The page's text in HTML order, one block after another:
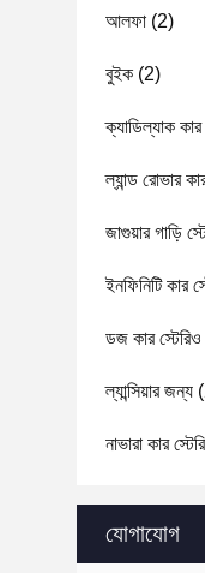
আলফা (2)
বুইক (2)
ক্যাডিল্যাক কার
ল্যান্ড রোভার
জাগুয়ার গাড়ি
ইনফিনিটি কার
ডজ কার স্টেরিও
ল্যান্সিয়ার জন্য
নাভারা কার
যোগাযোগ